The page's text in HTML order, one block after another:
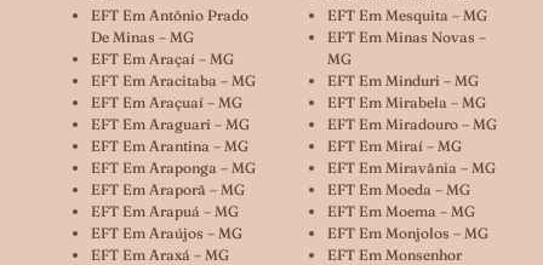
EFT Em Antônio Prado
De Minas – MG
EFT Em Araçaí – MG
EFT Em Aracitaba – MG
EFT Em Araçuaí – MG
EFT Em Araguari – MG
EFT Em Arantina – MG
EFT Em Araponga – MG
EFT Em Araporã – MG
EFT Em Arapuá – MG
EFT Em Araújos – MG
EFT Em Araxá – MG
EFT Em Mesquita – MG
EFT Em Minas Novas –
MG
EFT Em Minduri – MG
EFT Em Mirabela – MG
EFT Em Miradouro – MG
EFT Em Miraí – MG
EFT Em Miravânia – MG
EFT Em Moeda – MG
EFT Em Moema – MG
EFT Em Monjolos – MG
EFT Em Monsenhor